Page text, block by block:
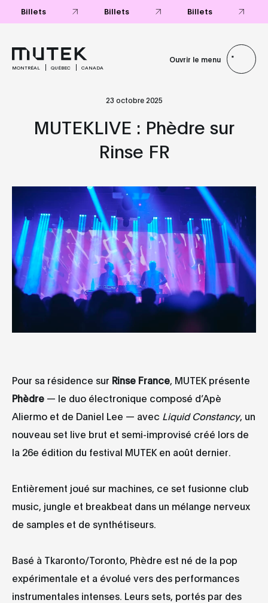
Billets Billets Billets
MONTRÉAL QUÉBEC CANADA
Ouvrir le menu
23 octobre 2025
MUTEKLIVE : Phèdre sur
Rinse FR
Pour sa résidence sur Rinse France , MUTEK présente
Phèdre — le duo électronique composé d’Apè
Aliermo et de Daniel Lee — avec Liquid Constancy, un
nouveau set live brut et semi-improvisé créé lors de
la 26e édition du festival MUTEK en août dernier.
Entièrement joué sur machines, ce set fusionne club
music, jungle et breakbeat dans un mélange nerveux
de samples et de synthétiseurs.
Basé à Tkaronto/Toronto, Phèdre est né de la pop
expérimentale et a évolué vers des performances
instrumentales intenses. Leurs sets, portés par des